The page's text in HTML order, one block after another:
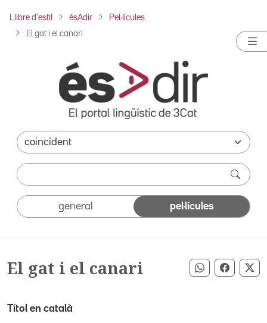
Llibre d'estil ésAdir Pel·lícules
El gat i el canari
general pel·lícules
El gat i el canari Compartir
Títol en català